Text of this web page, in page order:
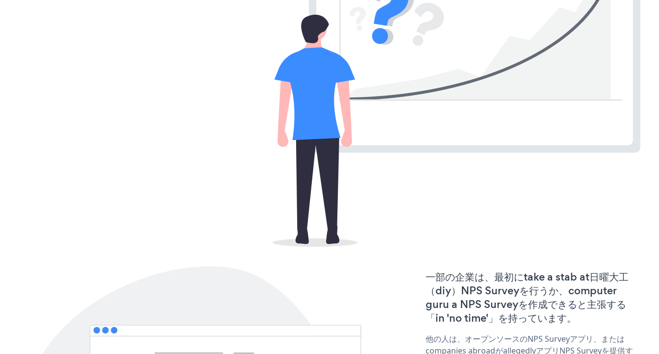
一部の企業は、最初にtake a stab at日曜大工
（diy）NPS Surveyを行うか、computer
guru a NPS Surveyを作成できると主張する
「in 'no time'」を持っています。
他の人は、オープンソースのNPS Surveyアプリ、または
companies abroadがallegedlyアプリNPS Surveyを提供す